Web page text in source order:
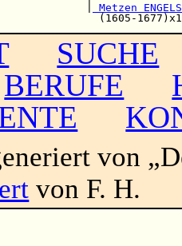
Metzen
SUCHE
BERUFE
von
von F. H.